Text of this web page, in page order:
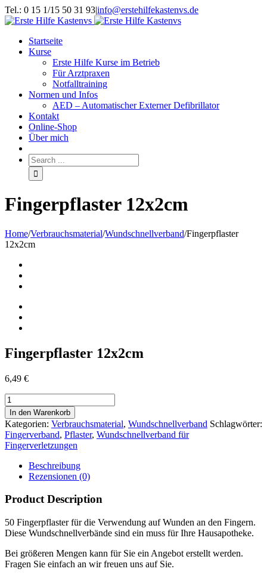
Tel.: 0 15 1/15 50 31 93|info@erstehilfekastenvs.de
Startseite
Kurse
Erste Hilfe Kurse im Betrieb
Für Arztpraxen
Notfalltraining
Normen und Infos
AED – Automatischer Externer Defibrillator
Kontakt
Online-Shop
Über mich
Fingerpflaster 12x2cm
Home/Verbrauchsmaterial/Wundschnellverband/Fingerpflaster
12x2cm
Fingerpflaster 12x2cm
6,49 €
Fingerpflaster
12x2cm
Menge
In den Warenkorb
Kategorien: Verbrauchsmaterial, Wundschnellverband Schlagwörter:
Fingerverband, Pflaster, Wundschnellverband für
Fingerverletzungen
Beschreibung
Rezensionen (0)
Product Description
50 Fingerpflaster für die Verwendung auf Wunden an den Fingern.
Diese Wundschnellverbände sind ein muss für Ihre Hausapotheke.
Bei größeren Mengen kann für Sie ein Angebot erstellt werden.
Fragen Sie einfach an wir freuen uns auf Sie.